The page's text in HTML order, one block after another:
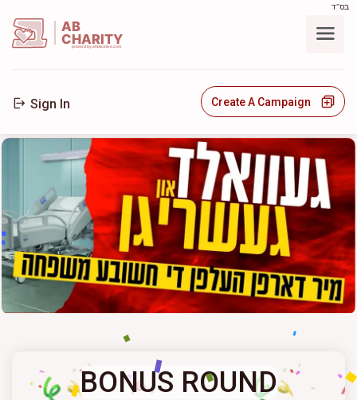
בס"ד
AB
CHARITY
powerd by ahblicklive.com
Sign In Create A Campaign
BONUS ROUND